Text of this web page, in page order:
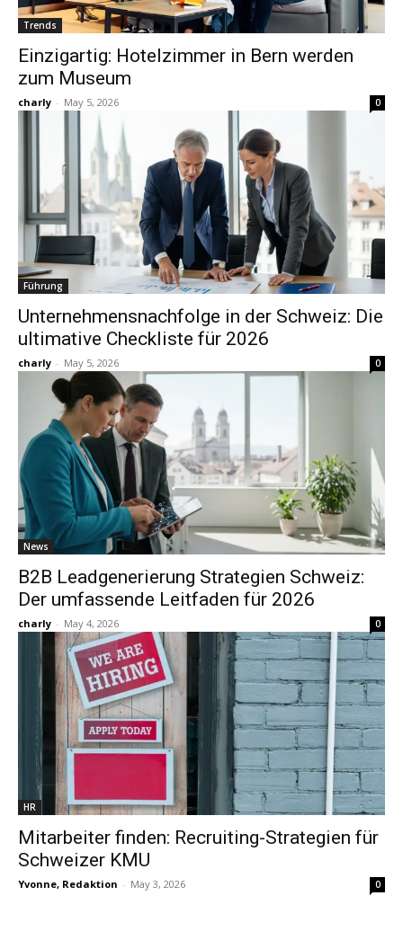
Trends
Einzigartig: Hotelzimmer in Bern werden
zum Museum
charly - May 5, 2026 0
Führung
Unternehmensnachfolge in der Schweiz: Die
ultimative Checkliste für 2026
charly - May 5, 2026 0
News
B2B Leadgenerierung Strategien Schweiz:
Der umfassende Leitfaden für 2026
charly - May 4, 2026 0
HR
Mitarbeiter finden: Recruiting-Strategien für
Schweizer KMU
Yvonne, Redaktion - May 3, 2026 0